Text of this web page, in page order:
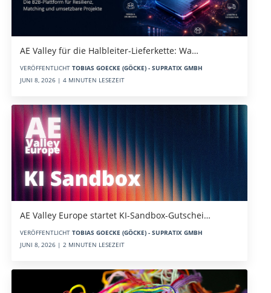
AE Valley für die Halbleiter-Lieferkette: Wa…
VERÖFFENTLICHT TOBIAS GOECKE (GÖCKE) - SUPRATIX GMBH
JUNI 8, 2026 | 4 MINUTEN LESEZEIT
AE Valley Europe startet KI-Sandbox-Gutschei…
VERÖFFENTLICHT TOBIAS GOECKE (GÖCKE) - SUPRATIX GMBH
JUNI 8, 2026 | 2 MINUTEN LESEZEIT